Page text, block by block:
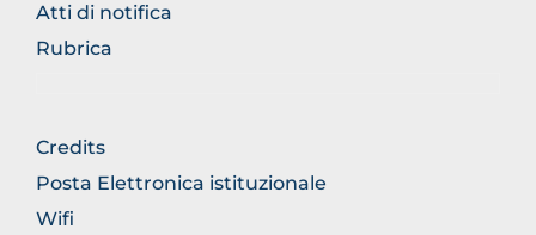
Atti di notifica
Rubrica
BROWSE
THE
SECTION
Credits
Posta Elettronica istituzionale
Wifi